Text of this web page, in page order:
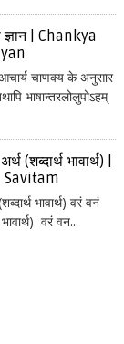
| Chankya
चाणक्य के अनुसार
भाषान्तरलोलुपोऽहम्
(शब्दार्थ भावार्थ) |
भावार्थ) वरं वनं
वरं वन...